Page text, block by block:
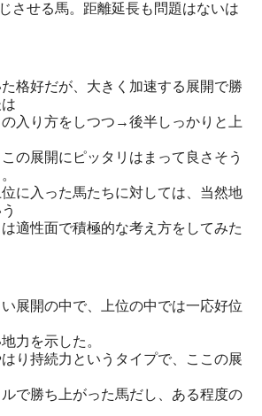
させる馬。距離延長も問題はないは
格好だが、大きく加速する展開で勝
入り方をしつつ→後半しっかりと上
の展開にピッタリはまって良さそう
に入った馬たちに対しては、当然地
適性面で積極的な考え方をしてみた
展開の中で、上位の中では一応好位
力を示した。
り持続力というタイプで、ここの展
で勝ち上がった馬だし、ある程度の